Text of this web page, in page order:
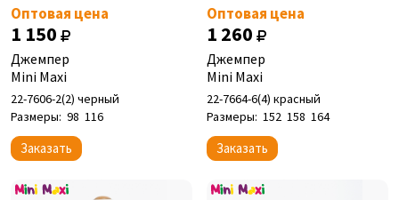
Оптовая цена
1 150
Джемпер
Mini Maxi
22-7606-2(2) черный
Размеры: 98 116
Заказать
Оптовая цена
1 260
Джемпер
Mini Maxi
22-7664-6(4) красный
Размеры: 152 158 164
Заказать